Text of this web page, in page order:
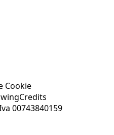
Cookie
Credits
00743840159